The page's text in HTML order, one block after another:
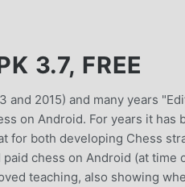
3.7, FREE
and 2015) and many years
on Android. For years it has
for both developing Chess
chess on Android (at time
teaching, also showing